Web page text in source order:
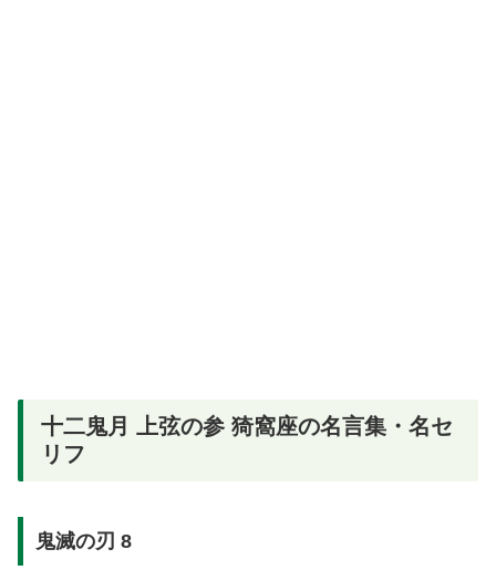
十二鬼月 上弦の参 猗窩座の名言集・名セ
リフ
鬼滅の刃 8